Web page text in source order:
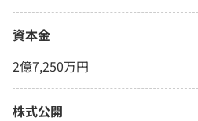
資本金
2億7,250万円
株式公開